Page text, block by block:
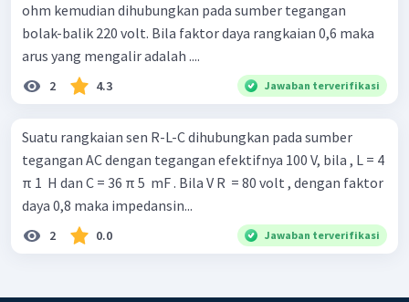
ohm kemudian dihubungkan pada sumber tegangan
bolak-balik 220 volt. Bila faktor daya rangkaian 0,6 maka
arus yang mengalir adalah ....
2 4.3 Jawaban terverifikasi
Suatu rangkaian sen R-L-C dihubungkan pada sumber
tegangan AC dengan tegangan efektifnya 100 V, bila , L = 4
π 1 ​ H dan C = 36 π 5 ​ mF . Bila V R ​ = 80 volt , dengan faktor
daya 0,8 maka impedansin...
2 0.0 Jawaban terverifikasi